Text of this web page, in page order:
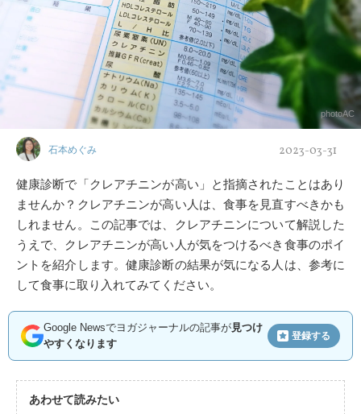
photoAC
石本めぐみ 2023-03-31
健康診断で「クレアチニンが高い」と指摘されたことはあり
ませんか？クレアチニンが高い人は、食事を見直すべきかも
しれません。この記事では、クレアチニンについて解説した
うえで、クレアチニンが高い人が気をつけるべき食事のポイ
ントを紹介します。健康診断の結果が気になる人は、参考に
して食事に取り入れてみてください。
Google Newsでヨガジャーナルの記事が見つけ
やすくなります
登録する
あわせて読みたい